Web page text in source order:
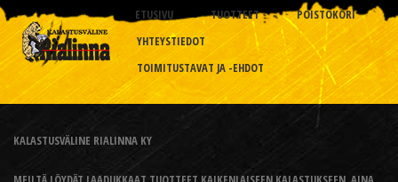
ETUSIVU TUOTTEET
POISTOKORI
YHTEYSTIEDOT
TOIMITUSTAVAT JA -EHDOT
KALASTUSVÄLINE RIALINNA KY